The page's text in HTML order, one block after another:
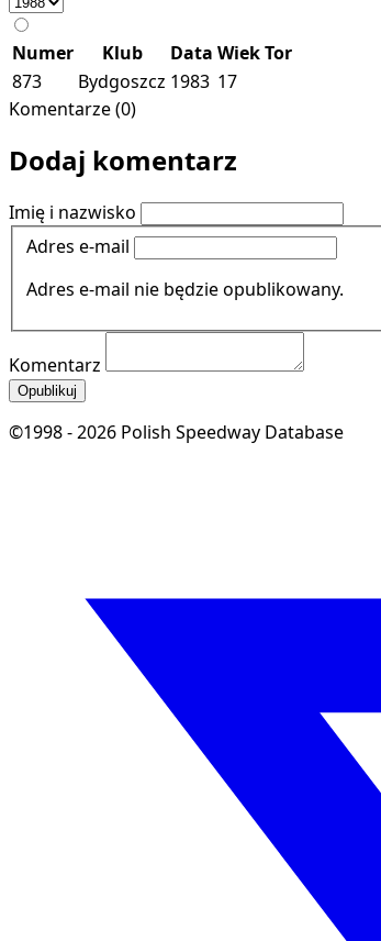
Numer Klub Data WiekTor
873
Bydgoszcz 1983 17
Komentarze (0)
Dodaj komentarz
Imię i nazwisko
Adres e-mail
Adres e-mail nie będzie opublikowany.
Komentarz
Opublikuj
©1998 - 2026 Polish Speedway Database